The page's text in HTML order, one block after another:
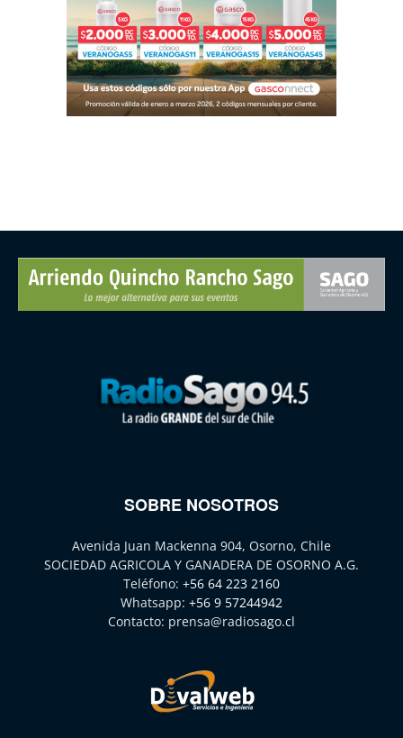
SOBRE NOSOTROS
Avenida Juan Mackenna 904, Osorno, Chile
SOCIEDAD AGRICOLA Y GANADERA DE OSORNO A.G.
Teléfono: +56 64 223 2160
Whatsapp: +56 9 57244942
Contacto: prensa@radiosago.cl